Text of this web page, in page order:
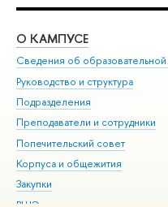
О КАМПУСЕ
Сведения об образовательной
Руководство и структура
Подразделения
Преподаватели и сотрудники
Попечительский совет
Корпуса и общежития
Закупки